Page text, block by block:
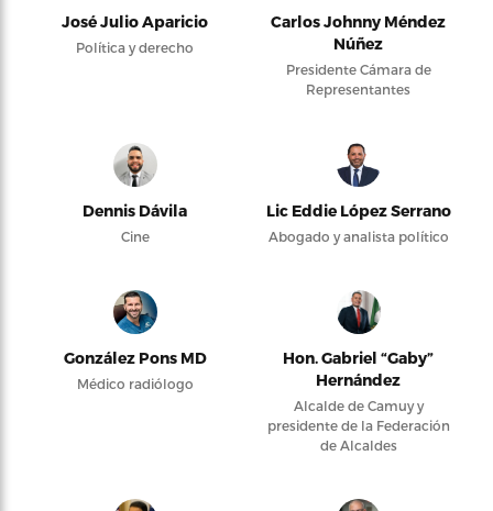
José Julio Aparicio
Política y derecho
Carlos Johnny Méndez
Núñez
Presidente Cámara de
Representantes
Dennis Dávila
Cine
Lic Eddie López Serrano
Abogado y analista político
González Pons MD
Médico radiólogo
Hon. Gabriel “Gaby”
Hernández
Alcalde de Camuy y
presidente de la Federación
de Alcaldes